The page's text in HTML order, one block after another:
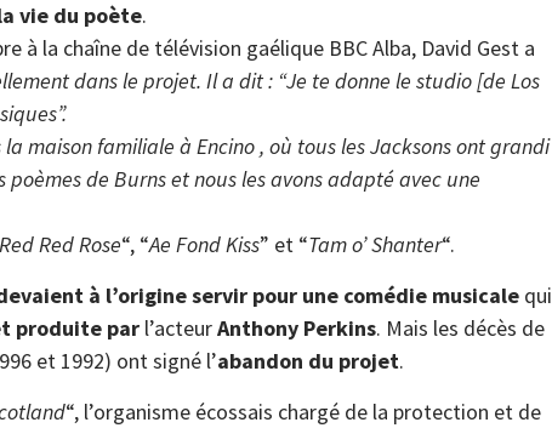
vie du poète.
à la chaîne de télévision gaélique BBC Alba, David Gest a
dans le projet. Il a dit : “Je te donne le studio [de Los
maison familiale à Encino , où tous les Jacksons ont grandi
de Burns et nous les avons adapté avec une
Red Red Rose“, “Ae Fond Kiss” et “Tam o’ Shanter“.
à l’origine servir pour une comédie musicale qui
produite par l’acteurAnthony Perkins. Mais les décès de
et 1992) ont signé l’abandon du projet.
“, l’organisme écossais chargé de la protection et de